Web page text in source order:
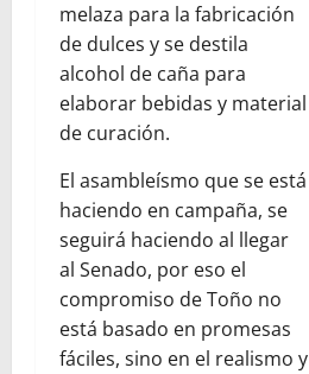
melaza para la fabricación
de dulces y se destila
alcohol de caña para
elaborar bebidas y material
de curación.
El asambleísmo que se está
haciendo en campaña, se
seguirá haciendo al llegar
al Senado, por eso el
compromiso de Toño no
está basado en promesas
fáciles, sino en el realismo y